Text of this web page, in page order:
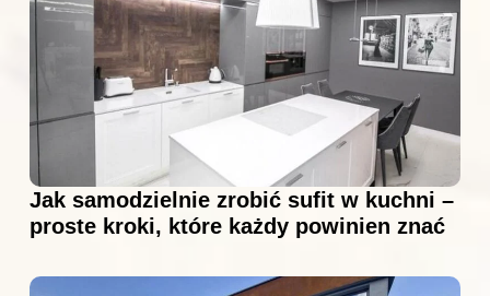
Jak samodzielnie zrobić sufit w kuchni –
proste kroki, które każdy powinien znać